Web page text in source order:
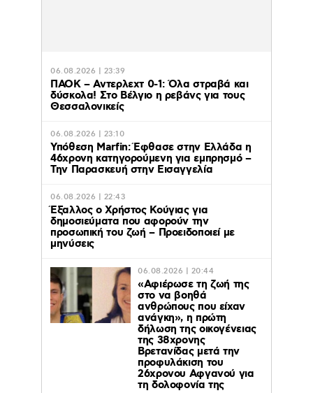
06.08.2026 | 23:39
ΠΑΟΚ – Αντερλεχτ 0-1: Όλα στραβά και
δύσκολα! Στο Βέλγιο η ρεβάνς για τους
Θεσσαλονικείς
06.08.2026 | 23:10
Υπόθεση Marfin: Έφθασε στην Ελλάδα η
46χρονη κατηγορούμενη για εμπρησμό –
Την Παρασκευή στην Εισαγγελία
06.08.2026 | 22:43
Έξαλλος ο Χρήστος Κούγιας για
δημοσιεύματα που αφορούν την
προσωπική του ζωή – Προειδοποιεί με
μηνύσεις
06.08.2026 | 20:44
«Αφιέρωσε τη ζωή της
στο να βοηθά
ανθρώπους που είχαν
ανάγκη», η πρώτη
δήλωση της οικογένειας
της 38χρονης
Βρετανίδας μετά την
προφυλάκιση του
26χρονου Αφγανού για
τη δολοφονία της